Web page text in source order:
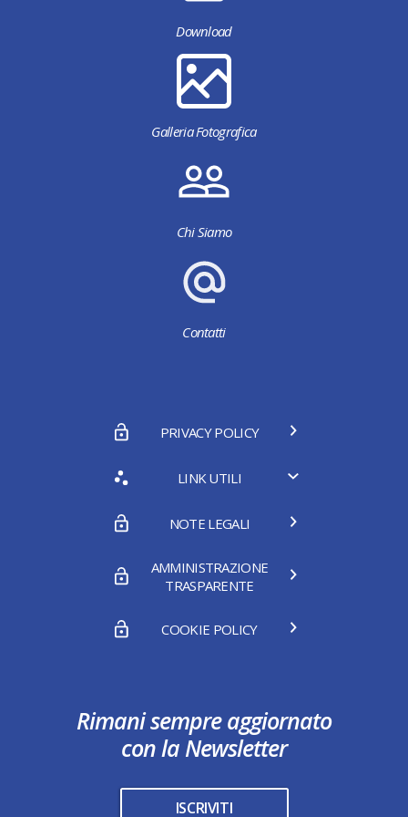
Download
Galleria Fotografica
Chi Siamo
Contatti
PRIVACY POLICY
LINK UTILI
NOTE LEGALI
AMMINISTRAZIONE
TRASPARENTE
COOKIE POLICY
Rimani sempre aggiornato
con la Newsletter
ISCRIVITI